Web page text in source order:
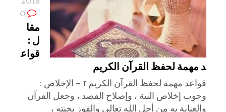
0
مقا
ل :
قواع
د مهمة لحفظ القرآن الكريم
قواعد مهمة لحفظ القرآن الكريم 1 – الإخلاص :
وجوب إخلاص النية ، وإصلاح القصد ، وجعل القرآن
والعناية به من أجل الله تعالى والفوز بجنته ،